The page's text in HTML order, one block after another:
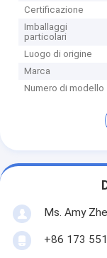
Certificazione
Imballaggi
particolari
Luogo di origine
Marca
Numero di modello
Ms. Amy
+86 173